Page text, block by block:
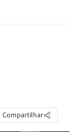
Compartilhar